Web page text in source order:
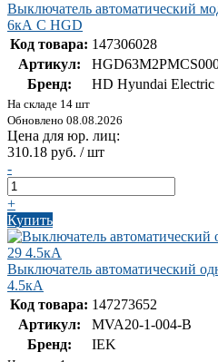
Выключатель автоматический
6кА С HGD
Код товара: 147306028
Артикул:
Бренд:
HD Hyundai Electric
На складе 14 шт
Обновлено 08.08.2026
Цена для юр. лиц:
310.18 руб. / шт
-
+
Купить
Выключатель автоматический
4.5кА
Код товара: 147273652
Артикул:
MVA20-1-004-B
Бренд:
IEK